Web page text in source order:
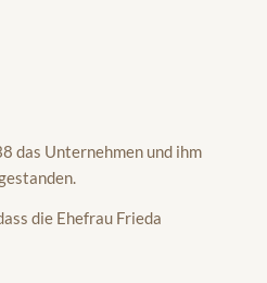
das Unternehmen und ihm
die Ehefrau Frieda